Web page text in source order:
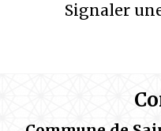
Signaler